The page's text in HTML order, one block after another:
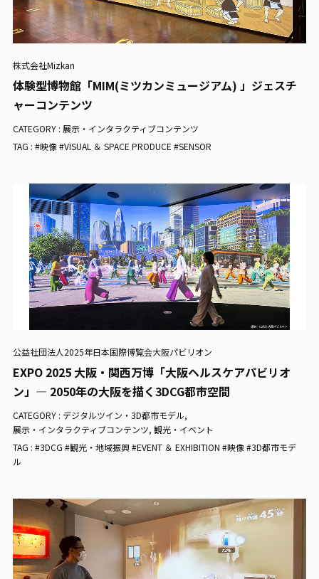
株式会社Mizkan
体験型博物館「MIM(ミツカンミュージアム) 」ジェスチ
ャーコンテンツ
CATEGORY : 展示・インタラクティブコンテンツ
TAG : #映像 #VISUAL ＆ SPACE PRODUCE #SENSOR
公益社団法人2025年日本国際博覧会大阪パビリオン
EXPO 2025 大阪・関西万博「大阪ヘルスケアパビリオ
ン」— 2050年の大阪を描く3DCG都市空間
CATEGORY : デジタルツイン・3D都市モデル,
展示・インタラクティブコンテンツ, 観光・イベント
TAG : #3DCG #観光・地域振興 #EVENT ＆ EXHIBITION #映像 #3D都市モデ
ル